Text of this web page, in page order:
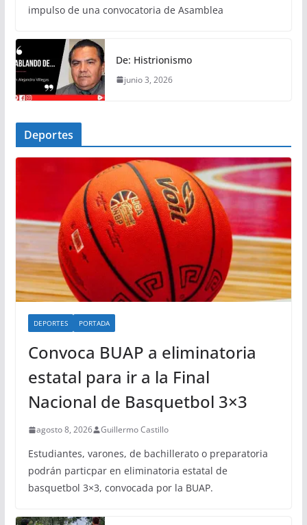
impulso de una convocatoria de Asamblea
De: Histrionismo
junio 3, 2026
Deportes
DEPORTES PORTADA
Convoca BUAP a eliminatoria
estatal para ir a la Final
Nacional de Basquetbol 3×3
agosto 8, 2026 Guillermo Castillo
Estudiantes, varones, de bachillerato o preparatoria
podrán particpar en eliminatoria estatal de
basquetbol 3×3, convocada por la BUAP.